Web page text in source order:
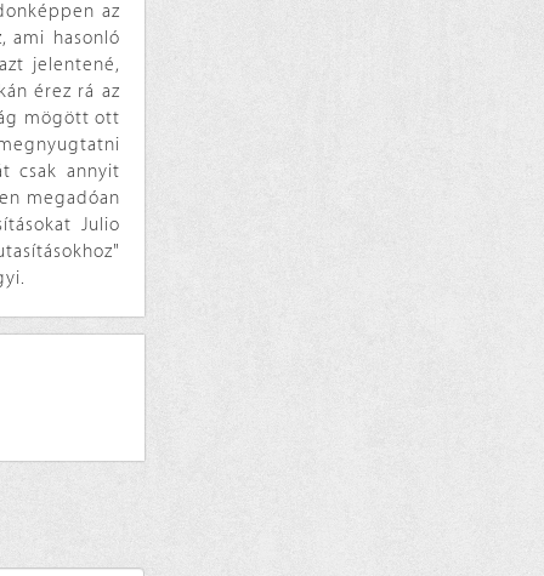
az
ami hasonló
jelentené,
érez rá az
mögött ott
csak annyit
megadóan
Julio